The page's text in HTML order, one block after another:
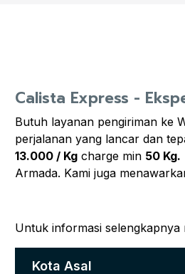
Calista Express -
Butuh layanan pengiriman ke
perjalanan yang lancar dan
13.000 / Kg charge min 50 Kg.
Armada. Kami juga
Untuk informasi selengkapnya
Kota Asal